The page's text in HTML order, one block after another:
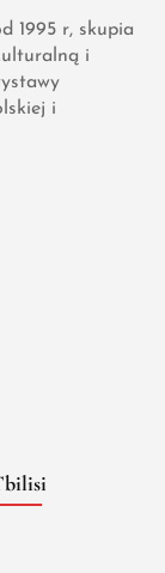
1995 r, skupia
i
i